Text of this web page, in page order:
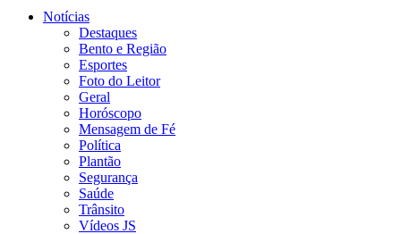
Notícias
Destaques
Bento e Região
Esportes
Foto do Leitor
Geral
Horóscopo
Mensagem de Fé
Política
Plantão
Segurança
Saúde
Trânsito
Vídeos JS